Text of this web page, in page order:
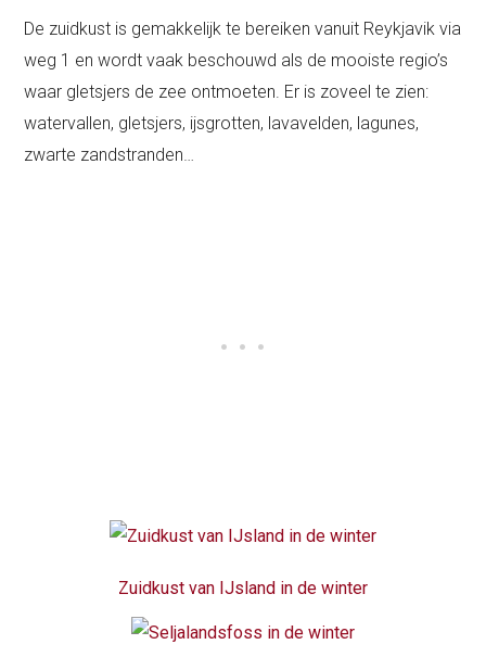
De zuidkust is gemakkelijk te bereiken vanuit Reykjavik via
weg 1 en wordt vaak beschouwd als de mooiste regio’s
waar gletsjers de zee ontmoeten. Er is zoveel te zien:
watervallen, gletsjers, ijsgrotten, lavavelden, lagunes,
zwarte zandstranden…
Zuidkust van IJsland in de winter